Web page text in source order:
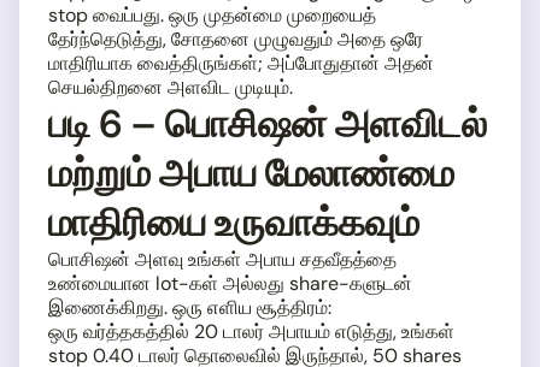
stop வைப்பது. ஒரு முதன்மை முறையைத்
தேர்ந்தெடுத்து, சோதனை முழுவதும் அதை ஒரே
மாதிரியாக வைத்திருங்கள்; அப்போதுதான் அதன்
செயல்திறனை அளவிட முடியும்.
படி 6 – பொசிஷன் அளவிடல்
மற்றும் அபாய மேலாண்மை
மாதிரியை உருவாக்கவும்
பொசிஷன் அளவு உங்கள் அபாய சதவீதத்தை
உண்மையான lot-கள் அல்லது share-களுடன்
இணைக்கிறது. ஒரு எளிய சூத்திரம்:
ஒரு வர்த்தகத்தில் 20 டாலர் அபாயம் எடுத்து, உங்கள்
stop 0.40 டாலர் தொலைவில் இருந்தால், 50 shares